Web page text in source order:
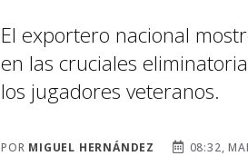
El exportero nacional
en las cruciales
los jugadores veteranos.
POR MIGUEL HERNÁNDEZ 08:32,